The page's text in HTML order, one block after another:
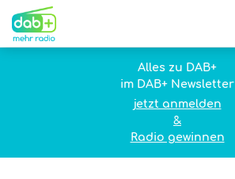
Alles zu DAB+
im DAB+ Newsletter
jetzt anmelden
&
Radio gewinnen